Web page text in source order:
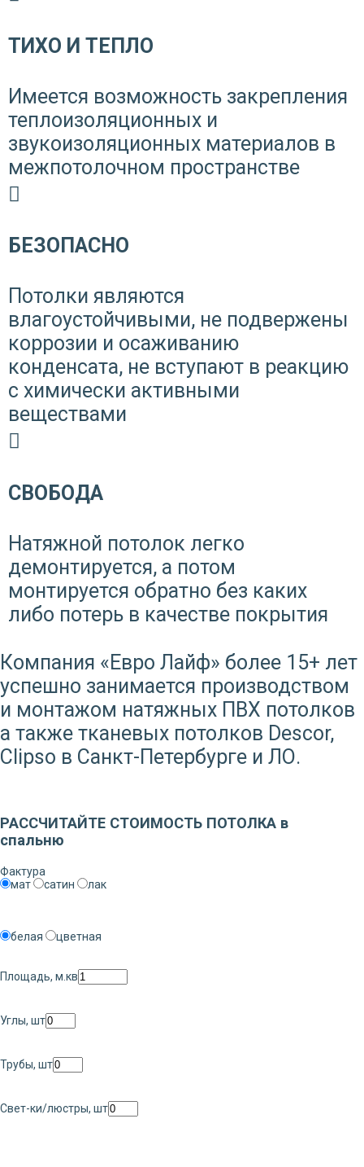
ТИХО И ТЕПЛО
Имеется возможность закрепления
теплоизоляционных и
звукоизоляционных материалов в
межпотолочном пространстве
БЕЗОПАСНО
Потолки являются
влагоустойчивыми, не подвержены
коррозии и осаживанию
конденсата, не вступают в реакцию
с химически активными
веществами
СВОБОДА
Натяжной потолок легко
демонтируется, а потом
монтируется обратно без каких
либо потерь в качестве покрытия
Компания «Евро Лайф» более 15+ лет
успешно занимается производством
и монтажом натяжных ПВХ потолков
а также тканевых потолков Descor,
Clipso в Санкт-Петербурге и ЛО.
РАССЧИТАЙТЕ СТОИМОСТЬ ПОТОЛКА в
спальню
Фактура
мат
сатин лак
белая цветная
Площадь, м.кв
Углы, шт
Трубы, шт
Свет-ки/люстры, шт